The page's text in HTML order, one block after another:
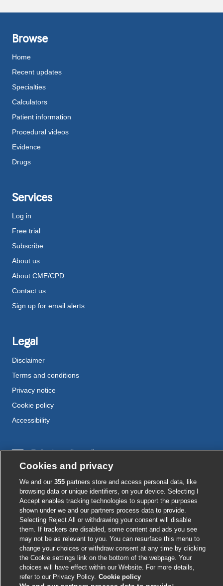
Browse
Home
Recent updates
Specialties
Calculators
Patient information
Procedural videos
Evidence
Drugs
Services
Log in
Free trial
Subscribe
About us
About CME/CPD
Contact us
Sign up for email alerts
Legal
Disclaimer
Terms and conditions
Privacy notice
Cookie policy
Accessibility
External
link
in
a
new
window
External
link
in
a
new
window
External
link
opens
in
a
new
window
link
in
a
new
window
External
link
opens
in
a
new
window
© BMJ Publishing Group2026
ISSN 2515-9615
Cookies and privacy
We and our 355partners store and access personal data, like
browsing data or unique identifiers, on your device. Selecting I
Accept enables tracking technologies to support the purposes
shown under we and our partners process data to provide.
Selecting Reject All or withdrawing your consent will disable
them. If trackers are disabled, some content and ads you see
may not be as relevant to you. You can resurface this menu to
change your choices or withdraw consent at any time by clicking
the Cookie settings link on the bottom of the webpage. Your
choices will have effect within our Website. For more details,
refer to our Privacy Policy. Cookie policy